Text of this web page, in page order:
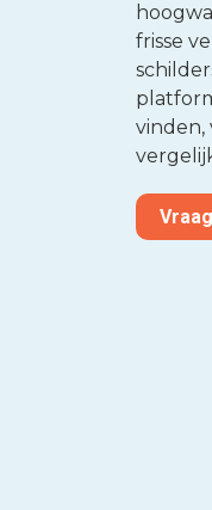
frisse
vinden,